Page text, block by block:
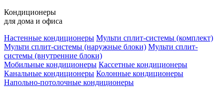
Кондиционеры
для дома и офиса
Настенные кондиционеры Мульти сплит-системы (комплект)
Мульти сплит-системы (наружные блоки) Мульти сплит-
системы (внутренние блоки)
Мобильные кондиционеры Кассетные кондиционеры
Канальные кондиционеры Колонные кондиционеры
Напольно-потолочные кондиционеры